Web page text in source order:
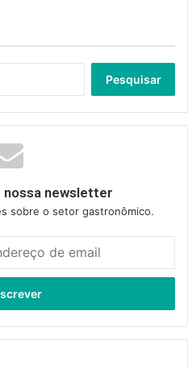
newsletter
sobre o setor gastronômico.